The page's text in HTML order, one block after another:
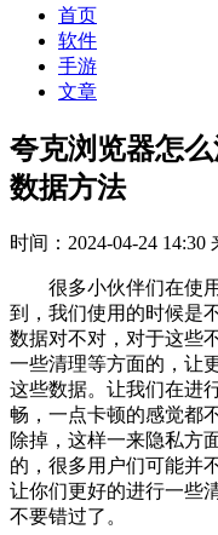
首页
软件
手游
文章
夸克浏览器怎
数据方法
时间：2024-04-24 14:30
很多小伙伴们在使用
到，我们使用的时候是
数据对不对，对于这些
一些清理等方面的，让
这些数据。让我们在进
畅，一点卡顿的感觉都
除掉，这样一来隐私方
的，很多用户们可能并
让你们更好的进行一些
不要错过了。